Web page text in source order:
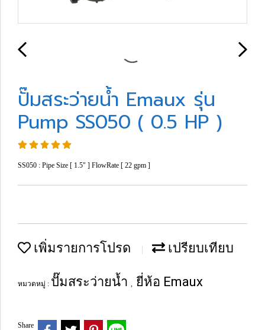
ปั๊มสระว่ายน้ำ Emaux รุ่น
Pump SS050 ( 0.5 HP )
SS050 : Pipe Size [ 1.5" ] FlowRate [ 22 gpm ]
เพิ่มรายการโปรด เปรียบเทียบ
หมวดหมู่ : ปั๊มสระว่ายน้ำ , ยี่ห้อ Emaux
Share